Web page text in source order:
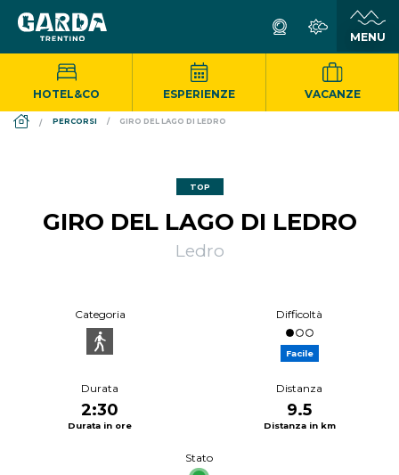
HOTEL&CO ESPERIENZE VACANZE
DS_BREADCRUMB.HOME
PERCORSI GIRO DEL LAGO DI LEDRO
TOP
GIRO DEL LAGO DI LEDRO
Ledro
Categoria Difficoltà
Facile
Durata
2:30
Durata in ore
Distanza
9.5
Distanza in km
Stato